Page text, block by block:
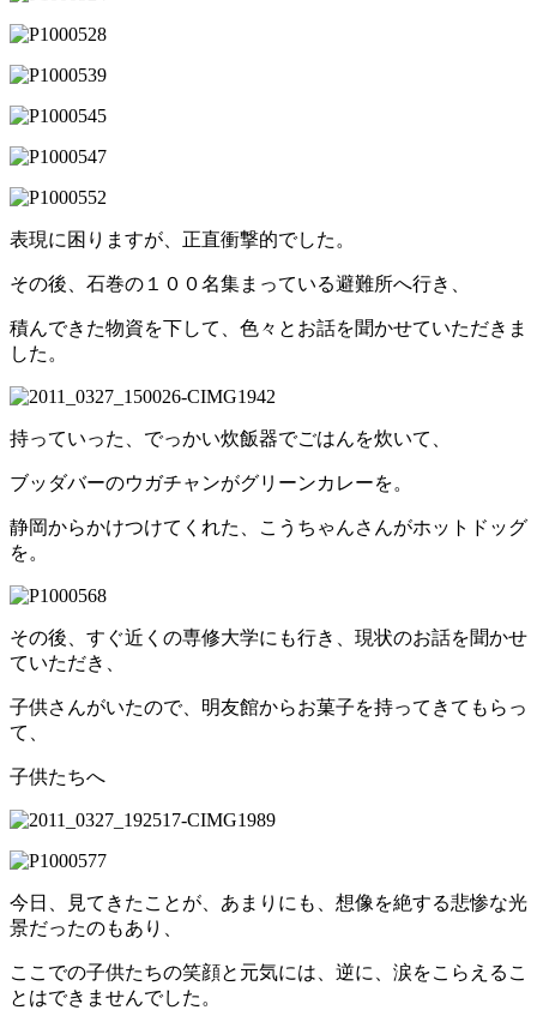
表現に困りますが、正直衝撃的でした。
その後、石巻の１００名集まっている避難所へ行き、
積んできた物資を下して、色々とお話を聞かせていただきま
した。
持っていった、でっかい炊飯器でごはんを炊いて、
ブッダバーのウガチャンがグリーンカレーを。
静岡からかけつけてくれた、こうちゃんさんがホットドッグ
を。
その後、すぐ近くの専修大学にも行き、現状のお話を聞かせ
ていただき、
子供さんがいたので、明友館からお菓子を持ってきてもらっ
て、
子供たちへ
今日、見てきたことが、あまりにも、想像を絶する悲惨な光
景だったのもあり、
ここでの子供たちの笑顔と元気には、逆に、涙をこらえるこ
とはできませんでした。